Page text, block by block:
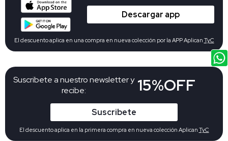
Suscribete a nuestro newsletter y
recibe:
15%OFF
Suscribete
El descuento aplica en la primera compra en nueva colección Aplican TyC
Descargar app
El descuento aplica en una compra en nueva colección por la APP Aplican TyC